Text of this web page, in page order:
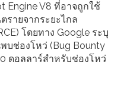
Engine V8 ที่อาจถูกใช้
รายจากระยะไกล
โดยทาง Google ระบุ
บช่องโหว่ (Bug Bounty
ดอลลาร์สำหรับช่องโหว่